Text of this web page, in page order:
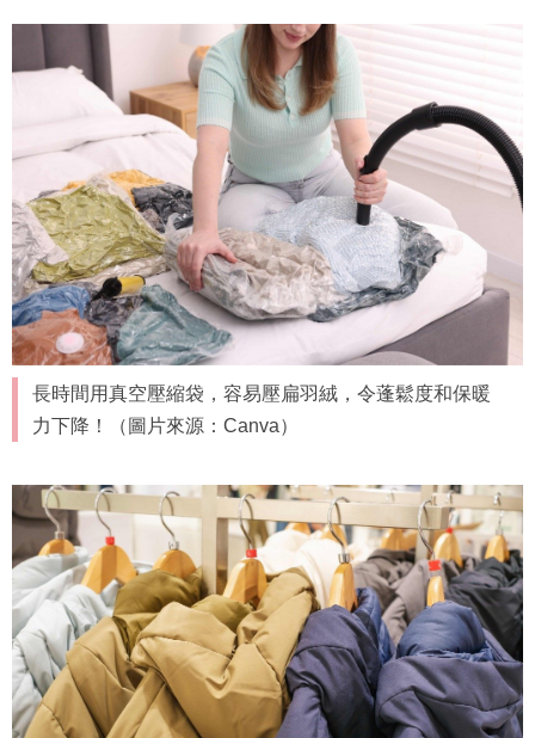
長時間用真空壓縮袋，容易壓扁羽絨，令蓬鬆度和保暖
力下降！（圖片來源：Canva）